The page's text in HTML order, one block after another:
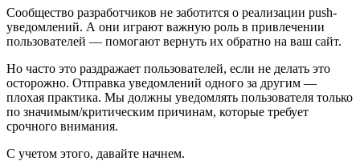
Сообщество разработчиков не заботится о реализации push-
уведомлений. А они играют важную роль в привлечении
пользователей — помогают вернуть их обратно на ваш сайт.
Но часто это раздражает пользователей, если не делать это
осторожно. Отправка уведомлений одного за другим —
плохая практика. Мы должны уведомлять пользователя только
по значимым/критическим причинам, которые требует
срочного внимания.
С учетом этого, давайте начнем.